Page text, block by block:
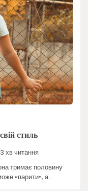
стиль
3 хв читання
тримає половину
«парити», а…